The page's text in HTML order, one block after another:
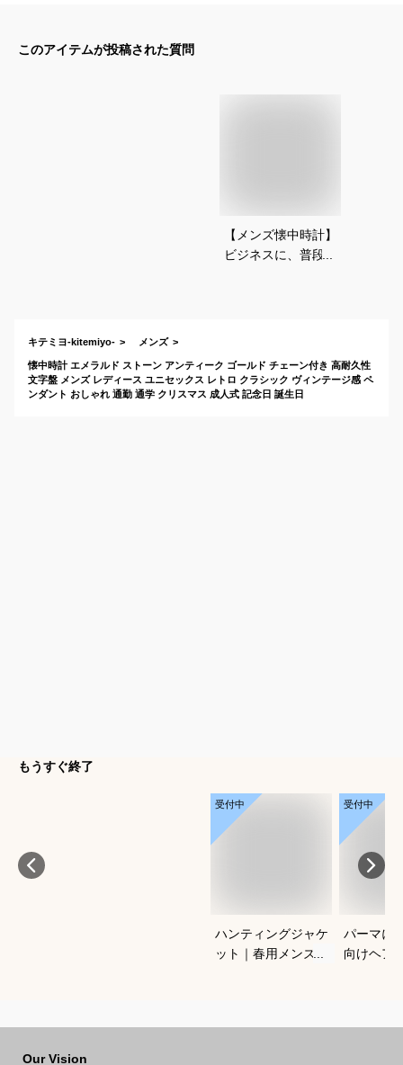
このアイテムが投稿された質問
【メンズ懐中時計】
ビジネスに、普段使
キテミヨ-kitemiyo- メンズ
懐中時計 エメラルド ストーン アンティーク ゴールド チェーン付き 高耐久性
文字盤 メンズ レディース ユニセックス レトロ クラシック ヴィンテージ感 ペ
ンダント おしゃれ 通勤 通学 クリスマス 成人式 記念日 誕生日
もうすぐ終了
受付中
ハンティングジャケ
ット｜春用メンズ向
受付中
パーマに
向けヘア
Our Vision